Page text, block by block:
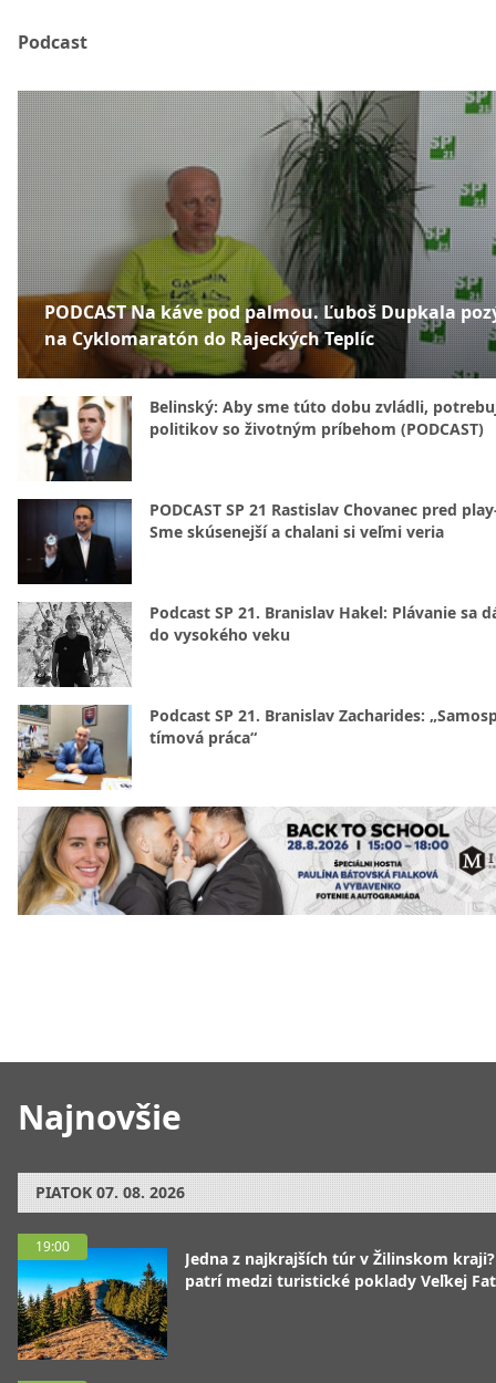
Najnovšie
PIATOK 07. 08. 2026
19:00
Jedna z najkrajších túr v Žilinskom
patrí medzi turistické poklady Veľkej
Podcast
PODCAST Na káve pod palmou. Ľuboš Dupkala
na Cyklomaratón do Rajeckých Teplíc
Belinský: Aby sme túto dobu zvládli,
politikov so životným príbehom (PODCAST)
PODCAST SP 21 Rastislav Chovanec pred
Sme skúsenejší a chalani si veľmi veria
Podcast SP 21. Branislav Hakel: Plávanie sa
do vysokého veku
Podcast SP 21. Branislav Zacharides:
tímová práca“